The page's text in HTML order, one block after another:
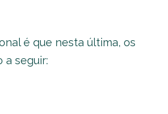
é que nesta última, os
a seguir: